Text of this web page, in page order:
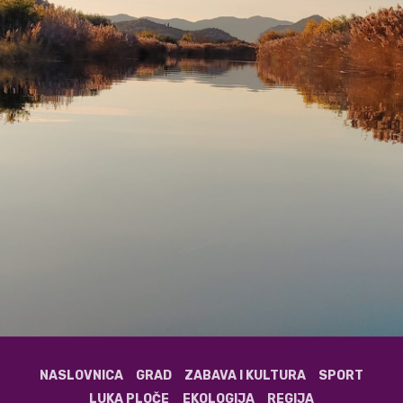
NASLOVNICA GRAD ZABAVA I KULTURA
SPORT
LUKA PLOČE
EKOLOGIJA REGIJA